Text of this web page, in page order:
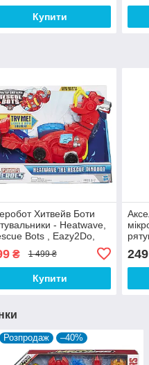
Купити
Хитвейв Боти
- Heatwave,
Bots , Eazy2Do,
₴ 1 499 ₴
Купити
249
Розпродаж –40%